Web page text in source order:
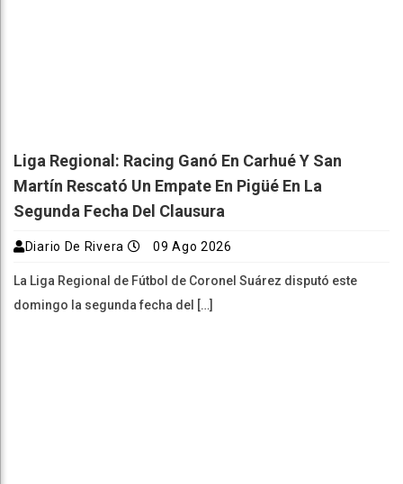
Liga Regional: Racing Ganó En Carhué Y San
Martín Rescató Un Empate En Pigüé En La
Segunda Fecha Del Clausura
Diario De Rivera 09 Ago 2026
La Liga Regional de Fútbol de Coronel Suárez disputó este
domingo la segunda fecha del […]